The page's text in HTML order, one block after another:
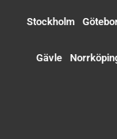
Stockholm
Gävle